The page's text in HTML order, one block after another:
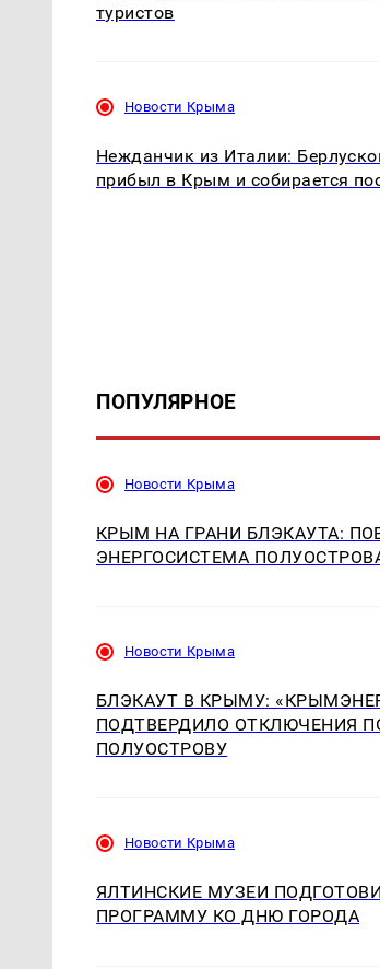
туристов
Новости Крыма
Нежданчик из Италии:
прибыл в Крым и собирается
ПОПУЛЯРНОЕ
Новости Крыма
КРЫМ НА ГРАНИ БЛЭКАУТА:
ЭНЕРГОСИСТЕМА
Новости Крыма
БЛЭКАУТ В КРЫМУ:
ПОДТВЕРДИЛО ОТКЛЮЧЕНИЯ
ПОЛУОСТРОВУ
Новости Крыма
ЯЛТИНСКИЕ МУЗЕИ
ПРОГРАММУ КО ДНЮ ГОРОДА